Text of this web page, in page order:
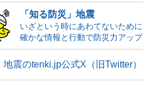
「知る防災」地震
いざという時にあわてないために
確かな情報と行動で防災力アップ
地震のtenki.jp公式X（旧Twitter）